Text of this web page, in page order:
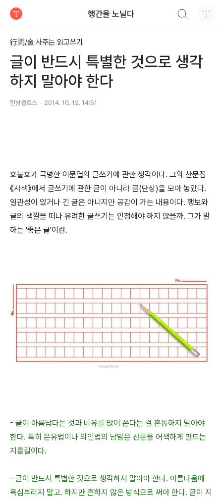
행간을 노닐다
行間/술 사주는 읽고쓰기
글이 반드시 특별한 것으로 생각
하지 말아야 한다
한방블르스 2014. 10. 12. 14:51
호불호가 극명한 이문열의 글쓰기에 관한 생각이다. 그의 산문집
《사색》에서 글쓰기에 관한 글이 아니라 글(단상)을 모아 놓았다.
일관성이 있거나 긴 글은 아니지만 공감이 가는 내용이다. 행보와
글의 색깔을 떠나 유려한 글쓰기는 인정해야 하지 않을까. 그가 말
하는 '좋은 글'이란.
- 글이 아름답다는 것과 비유를 많이 쓴다는 걸 혼동하지 말아야
한다. 특히 은유법이나 의인법의 남발은 산문을 어색하게 만드는
지름길이다.
- 글이 반드시 특별한 것으로 생각하지 말아야 한다. 아름다움에
욕심부리지 말고. 하지만 흔하지 않은 방식으로 써야 한다. 글이 지